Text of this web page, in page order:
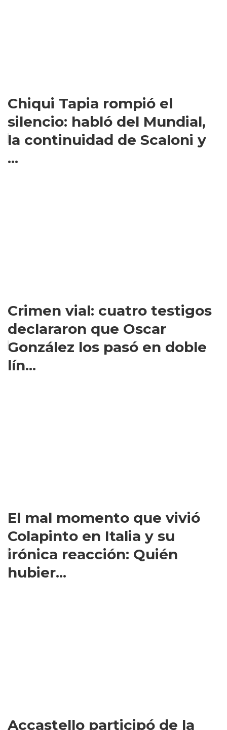
Chiqui Tapia rompió el
silencio: habló del Mundial,
la continuidad de Scaloni y
...
Crimen vial: cuatro testigos
declararon que Oscar
González los pasó en doble
lín...
El mal momento que vivió
Colapinto en Italia y su
irónica reacción: Quién
hubier...
Accastello participó de la